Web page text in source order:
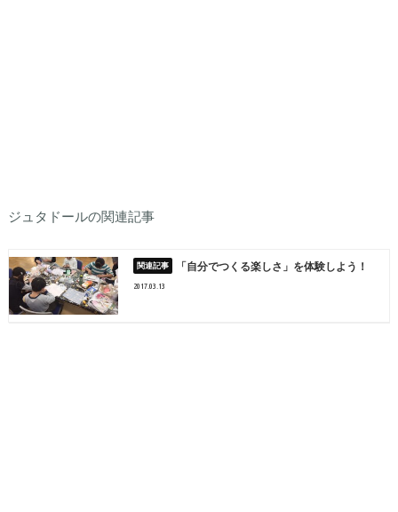
ジュタドールの関連記事
「自分でつくる楽しさ」を体験しよう！
2017.03.13